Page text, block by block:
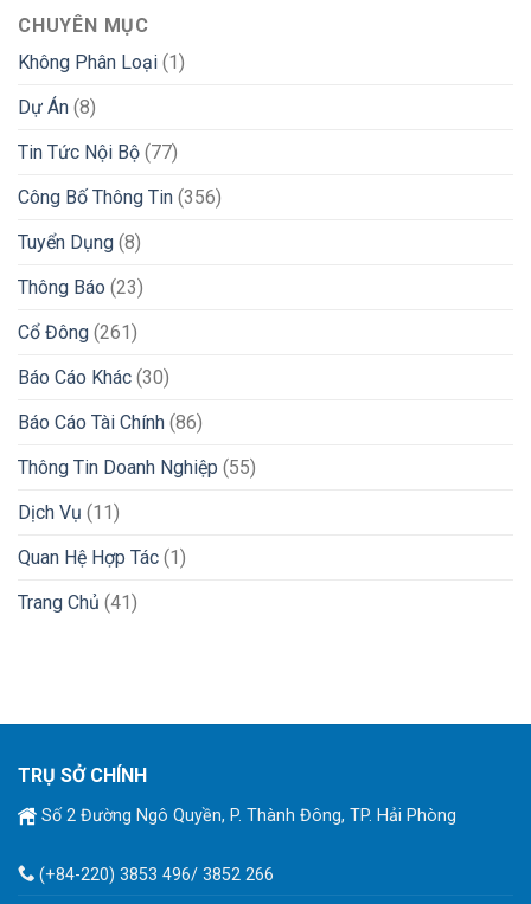
CHUYÊN MỤC
Không Phân Loại (1)
Dự Án (8)
Tin Tức Nội Bộ (77)
Công Bố Thông Tin (356)
Tuyển Dụng (8)
Thông Báo (23)
Cổ Đông (261)
Báo Cáo Khác (30)
Báo Cáo Tài Chính (86)
Thông Tin Doanh Nghiệp (55)
Dịch Vụ (11)
Quan Hệ Hợp Tác (1)
Trang Chủ (41)
TRỤ SỞ CHÍNH
Số 2 Đường Ngô Quyền, P. Thành Đông, TP. Hải Phòng
(+84-220) 3853 496/ 3852 266